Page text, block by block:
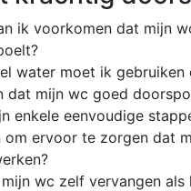
ik voorkomen dat mijn
water moet ik
dat mijn wc goed
enkele eenvoudige
om ervoor te zorgen dat
wc zelf vervangen als